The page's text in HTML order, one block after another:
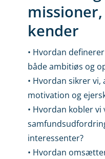
kender
• Hvordan
både ambitiøs og
• Hvordan sikrer
motivation og
• Hvordan kobler
interessenter?
• Hvordan